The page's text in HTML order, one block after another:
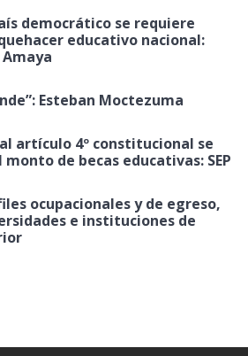
democrático se requiere
educativo nacional:
Esteban Moctezuma
artículo 4º constitucional se
de becas educativas: SEP
ocupacionales y de egreso,
e instituciones de